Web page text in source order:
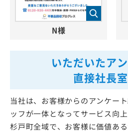
いただいたア
直接社長室
当社は、お客様からのアンケー
ッフが一体となってサービス向
杉戸町全域で、お客様に価値あ
N様